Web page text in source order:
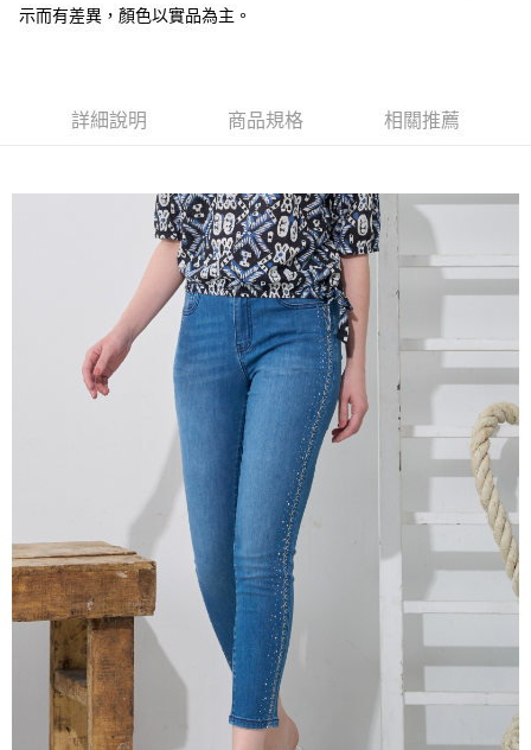
全盈+PAY
【大哥付你分期使用說明】
1.本服務由台灣大哥大提供，台灣大哥大用戶可立即使用無須另外申請。
成交易。
3.實際核准額度、可分期數及費用金額請依後續交易確認頁面所載為準。
4.訂單成立30分鐘內，如未前往確認交易或遇審核未通過，訂單將自動取
消。如遇「轉專審核」未通過狀況，表示未達大哥付你分期系統評分，恕無
法說明評估內容。
【繳款方式說明】
1.分期款項不併入電信帳單，「大哥付你分期」於每月結算日後寄送繳費提
2.透過簡訊連結打開帳單後，可選擇「超商條碼／台灣大直營門市／銀行轉
帳／街口支付／iPASS MONEY」等通路繳費。
1.本服務係由「台灣大哥大股份有限公司」（以下簡稱本公司）所提供，讓
用戶於交易時，得透過本服務購買商品或服務，並由商店將買賣／分期付款
買賣價金債權讓與本公司後，依約使用本公司帳單繳交帳款。
2.基於同意付款使用「大哥付你分期」之契約關係目的，商店將以您的個人
資料（包含姓名、電話或地址）提供予台灣大哥大進項蒐集、處理及利用，
由本公司與您本人進行分期帳單所需資料之確認、核對及更正。
3.完整用戶服務條款，請詳閱以下連結：https://oppay.tw/userRule
AFTEE先享後付
AFTEE先享後付是「在收到商品之後才付款」的支付方式。 讓您購物簡單
１．簡單：不需註冊會員、不需綁卡、不需儲值。
２．便利：只要手機號碼，簡訊認證，即可結帳。
３．安心：先確認商品／服務後，再付款。
【「AFTEE先享後付」結帳流程】
１．於結帳方式選擇「AFTEE先享後付」後，將跳轉至「AFTEE先享後付」
結帳頁面，進行簡訊認證並確認金額後，即可完成結帳。
２．訂單成立數日內，您將收到繳費通知簡訊。
３．收到繳費通知簡訊後14天內，點擊此簡訊中的連結，可透過四大超商／
ATM／網路銀行／等多元方式進行付款，方視為交易完成。
※ 請注意：結帳手續完成當下不需立刻繳費，但若您需要取消訂單，請聯絡
購買商品的店家。未經商家同意取消之訂單仍視為有效，需透過AFTEE先享
※ 交易是否成功請以「AFTEE先享後付 」之結帳頁面顯示為準，若有關於
是否繳費成功／繳費後需取消欲退款等相關疑問，請聯繫「AFTEE先享後付
客戶支援中心」https://netprotections.freshdesk.com/support/home
【注意事項】
１．透過由恩沛科技股份有限公司提供之「AFTEE先享後付」服務完成之交
易，需依本服務之必要範圍內提供個人資料，並將交易相關給付款項請求債
權轉讓予恩沛科技股份有限公司。
２．關於個人資料處理事宜，請瀏覽以下網址：
https://aftee.tw/terms/#terms3
３．未成年的使用者請事先徵得法定代理人或監護人之同意方可使用
每筆NT$120，滿NT$2,000(含以上)免運費
7-11取貨付款
每筆NT$120，滿NT$2,000(含以上)免運費
每筆NT$120，滿NT$2,000(含以上)免運費
示而有差異，顏色以實品為主。
詳細說明 商品規格 相關推薦